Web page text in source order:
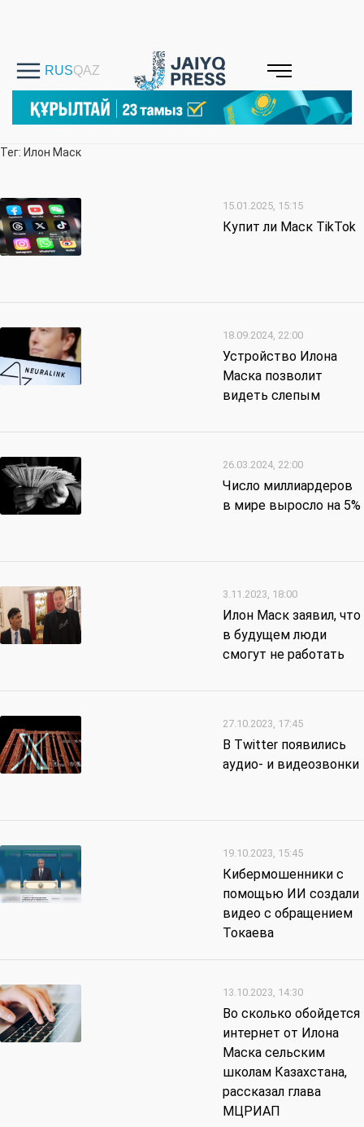
Тег: Илон Маск
15.01.2025, 15:15
Купит ли Маск TikTok
18.09.2024, 22:00
Устройство Илона
Маска позволит
видеть слепым
26.03.2024, 22:00
Число миллиардеров
в мире выросло на 5%
3.11.2023, 18:00
Илон Маск заявил, что
в будущем люди
смогут не работать
27.10.2023, 17:45
В Twitter появились
аудио- и видеозвонки
19.10.2023, 15:45
Кибермошенники с
помощью ИИ создали
видео с обращением
Токаева
13.10.2023, 14:30
Во сколько обойдется
интернет от Илона
Маска сельским
школам Казахстана,
рассказал глава
МЦРИАП